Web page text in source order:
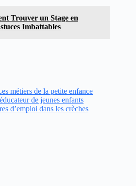
Trouver un Stage en
Imbattables
métiers de la petite enfance
de jeunes enfants
d’emploi dans les crèches